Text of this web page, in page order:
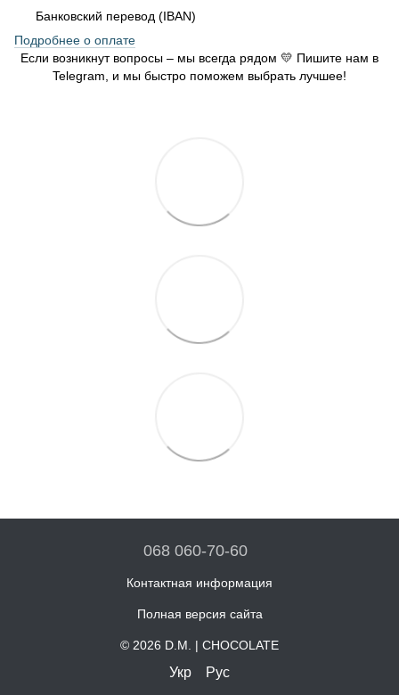
Банковский перевод (IBAN)
Подробнее о оплате
Если возникнут вопросы – мы всегда рядом 💛 Пишите нам в
Telegram, и мы быстро поможем выбрать лучшее!
068 060-70-60
Контактная информация
Полная версия сайта
© 2026 D.M. | CHOCOLATE
Укр Рус